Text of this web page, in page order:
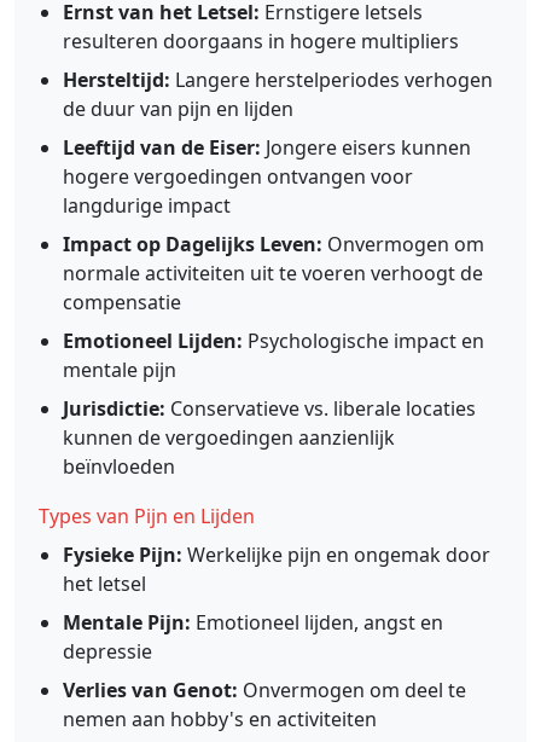
Ernst van het Letsel: Ernstigere letsels
resulteren doorgaans in hogere multipliers
Hersteltijd: Langere herstelperiodes verhogen
de duur van pijn en lijden
Leeftijd van de Eiser: Jongere eisers kunnen
hogere vergoedingen ontvangen voor
langdurige impact
Impact op Dagelijks Leven: Onvermogen om
normale activiteiten uit te voeren verhoogt de
compensatie
Emotioneel Lijden: Psychologische impact en
mentale pijn
Jurisdictie: Conservatieve vs. liberale locaties
kunnen de vergoedingen aanzienlijk
beïnvloeden
Types van Pijn en Lijden
Fysieke Pijn: Werkelijke pijn en ongemak door
het letsel
Mentale Pijn: Emotioneel lijden, angst en
depressie
Verlies van Genot: Onvermogen om deel te
nemen aan hobby's en activiteiten